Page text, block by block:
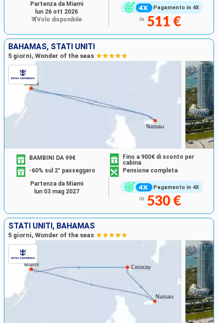
Pagamento in 4X
da 511 €
Partenza da Miami
lun 26 ott 2026
Volo disponibile
BAHAMAS, STATI UNITI
5 giorni, Wonder of the seas
Pagamento in 4X
BAMBINI DA 99€
Fino a 900€ di sconto per
cabina
-60% sul 2° passeggero
Pensione completa
da 530 €
Partenza da Miami
lun 03 mag 2027
STATI UNITI, BAHAMAS
5 giorni, Wonder of the seas